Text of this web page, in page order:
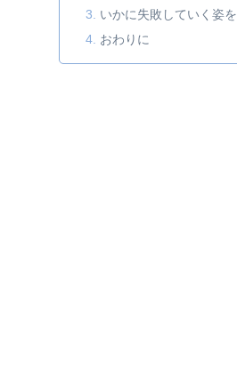
いかに失敗していく姿
おわりに